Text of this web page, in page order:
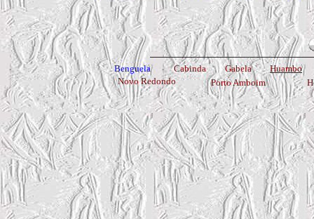
Benguela Cabinda Gabela
Huambo
Novo Redondo
Porto Amboim